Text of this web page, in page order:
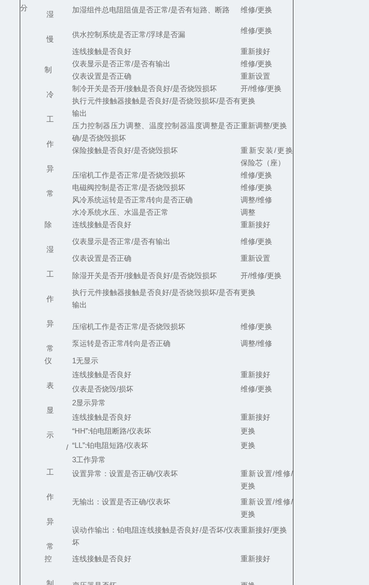
分
湿
慢
加湿组件总电阻阻值是否正常/是否有短路、断路 维修/更换
供水控制系统是否正常/浮球是否漏 维修/更换
制
冷
工
作
异
常
连线接触是否良好
重新接好
仪表显示是否正常/是否有输出
维修/更换
仪表设置是否正确
重新设置
制冷开关是否开/接触是否良好/是否烧毁损坏
开/维修/更换
执行元件接触器接触是否良好/是否烧毁损坏/是否有
输出
更换
压力控制器压力调整、温度控制器温度调整是否正
确/是否烧毁损坏
重新调整/更换
保险接触是否良好/是否烧毁损坏
重新安装/更换
保险芯（座）
压缩机工作是否正常/是否烧毁损坏
维修/更换
电磁阀控制是否正常/是否烧毁损坏
维修/更换
风冷系统运转是否正常/转向是否正确
调整/维修
水冷系统水压、水温是否正常
调整
除
湿
工
作
异
常
连线接触是否良好
重新接好
仪表显示是否正常/是否有输出
维修/更换
仪表设置是否正确
重新设置
除湿开关是否开/接触是否良好/是否烧毁损坏
开/维修/更换
执行元件接触器接触是否良好/是否烧毁损坏/是否有
输出
更换
压缩机工作是否正常/是否烧毁损坏
维修/更换
泵运转是否正常/转向是否正确
调整/维修
仪
表
显
示
/
工
作
异
常
1无显示
连线接触是否良好
重新接好
仪表是否烧毁/损坏
维修/更换
2显示异常
连线接触是否良好
重新接好
“HH”:铂电阻断路/仪表坏
更换
“LL”:铂电阻短路/仪表坏
更换
3工作异常
设置异常：设置是否正确/仪表坏
重新设置/维修/
更换
无输出：设置是否正确/仪表坏
重新设置/维修/
更换
误动作输出：铂电阻连线接触是否良好/是否坏/仪表
坏
重新接好/更换
控
制
连线接触是否良好 重新接好